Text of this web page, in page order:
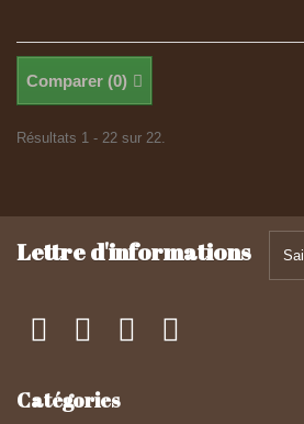
Comparer (0)
Résultats 1 - 22 sur 22.
Lettre d'informations
Catégories